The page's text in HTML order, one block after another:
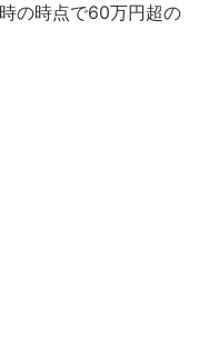
の時点で60万円超の